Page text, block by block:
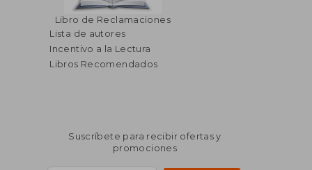
45%
dcto. $ 32.02
Libro de Reclamaciones
Lista de autores
Incentivo a la Lectura
Libros Recomendados
Suscríbete para recibir ofertas y
promociones